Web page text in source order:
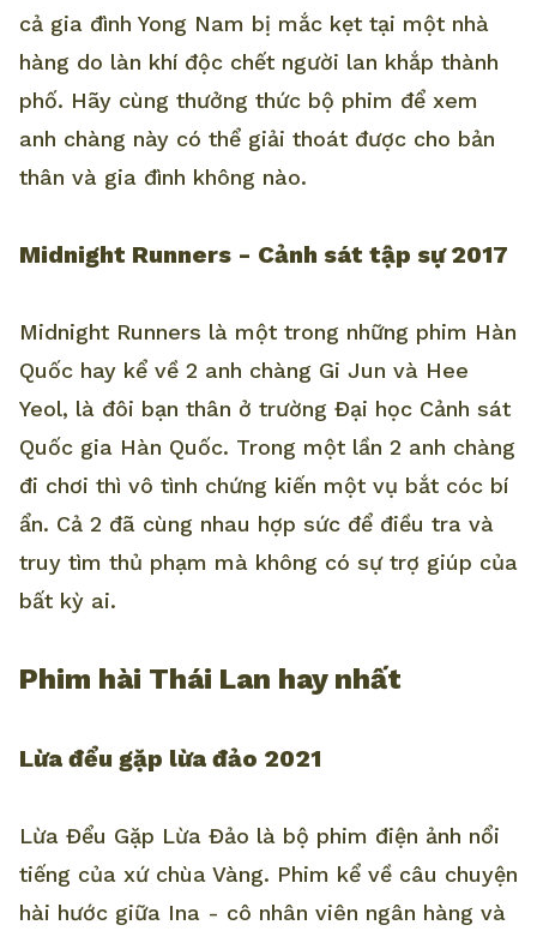
cả gia đình Yong Nam bị mắc kẹt tại một nhà
hàng do làn khí độc chết người lan khắp thành
phố. Hãy cùng thưởng thức bộ phim để xem
anh chàng này có thể giải thoát được cho bản
thân và gia đình không nào.
Midnight Runners - Cảnh sát tập sự 2017
Midnight Runners là một trong những phim Hàn
Quốc hay kể về 2 anh chàng Gi Jun và Hee
Yeol, là đôi bạn thân ở trường Đại học Cảnh sát
Quốc gia Hàn Quốc. Trong một lần 2 anh chàng
đi chơi thì vô tình chứng kiến một vụ bắt cóc bí
ẩn. Cả 2 đã cùng nhau hợp sức để điều tra và
truy tìm thủ phạm mà không có sự trợ giúp của
bất kỳ ai.
Phim hài Thái Lan hay nhất
Lừa đểu gặp lừa đảo 2021
Lừa Đểu Gặp Lừa Đảo là bộ phim điện ảnh nổi
tiếng của xứ chùa Vàng. Phim kể về câu chuyện
hài hước giữa Ina - cô nhân viên ngân hàng và